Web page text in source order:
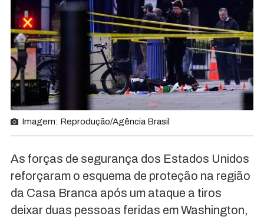
Imagem: Reprodução/Agência Brasil
As forças de segurança dos Estados Unidos
reforçaram o esquema de proteção na região
da Casa Branca após um ataque a tiros
deixar duas pessoas feridas em Washington,